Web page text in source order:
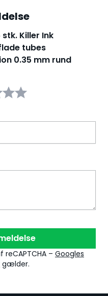
Killer Ink
tubes
0.35 mm rund
– Googles
gælder.